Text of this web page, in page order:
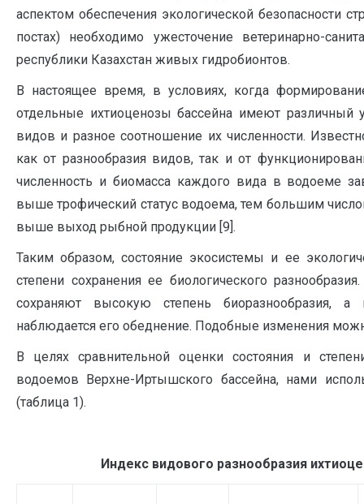
аспектом обеспечения экологической безопасности
постах) необходимо ужесточение ветеринарно-
республики Казахстан живых гидробионтов.
В настоящее время, в условиях, когда
отдельные ихтиоценозы бассейна имеют различный
видов и разное соотношение их численности.
как от разнообразия видов, так и от
численность и биомасса каждого вида в водоеме
выше трофический статус водоема, тем большим
выше выход рыбной продукции [9].
Таким образом, состояние экосистемы и ее
степени сохранения ее биологического
сохраняют высокую степень биоразнообразия,
наблюдается его обеднение. Подобные изменения
В целях сравнительной оценки состояния и
водоемов Верхне-Иртышского бассейна, нами
(таблица 1).
Индекс видового разнообразия